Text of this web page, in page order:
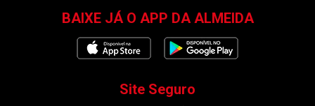
BAIXE JÁ O APP DA ALMEIDA
Site Seguro